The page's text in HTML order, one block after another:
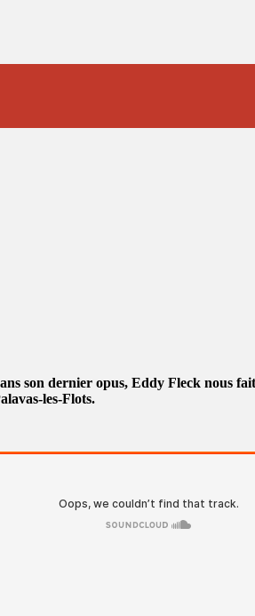
son dernier opus, Eddy Fleck nous
les-Flots.